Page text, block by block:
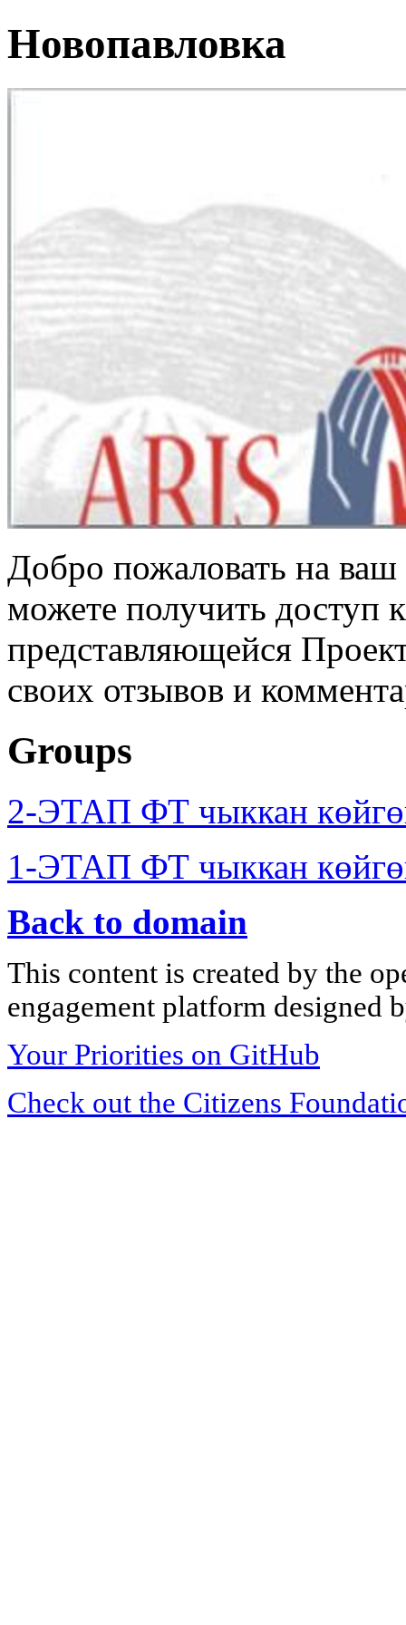
Новопавловка
Добро пожаловать на
можете получить доступ
представляющейся
своих отзывов и
Groups
2-ЭТАП ФТ чыккан
1-ЭТАП ФТ чыккан
Back to domain
This content is created by the
engagement platform designed
Your Priorities on GitHub
Check out the Citizens